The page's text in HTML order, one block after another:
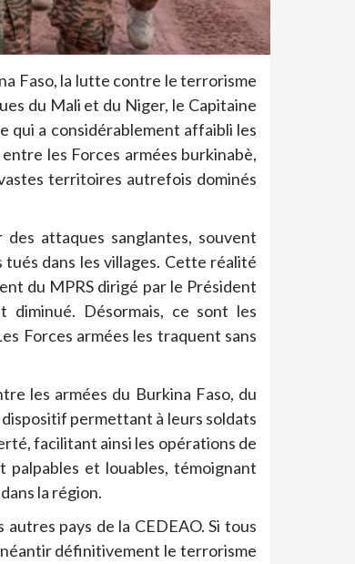
Faso, la lutte contre le terrorisme
du Mali et du Niger, le Capitaine
qui a considérablement affaibli les
les Forces armées burkinabè,
territoires autrefois dominés
attaques sanglantes, souvent
dans les villages. Cette réalité
du MPRS dirigé par le Président
diminué. Désormais, ce sont les
Forces armées les traquent sans
les armées du Burkina Faso, du
dispositif permettant à leurs soldats
facilitant ainsi les opérations de
et louables, témoignant
la région.
pays de la CEDEAO. Si tous
définitivement le terrorisme